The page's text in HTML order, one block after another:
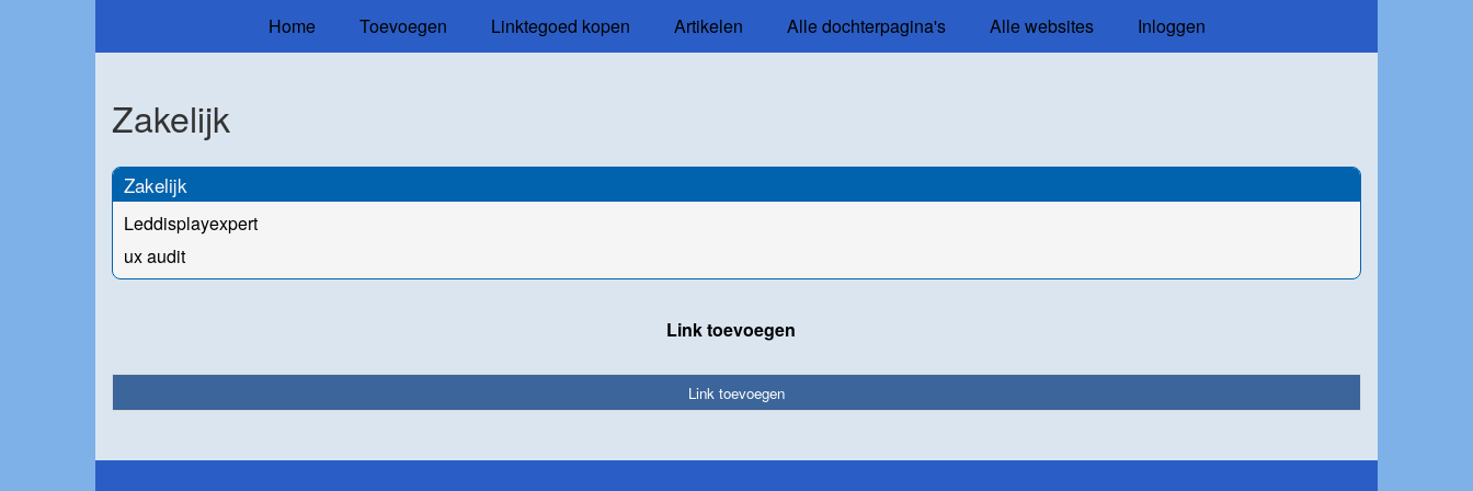
Home Toevoegen Linktegoed kopen Artikelen Alle dochterpagina's Alle websites Inloggen
Zakelijk
Zakelijk
Leddisplayexpert
ux audit
Link toevoegen
Link toevoegen